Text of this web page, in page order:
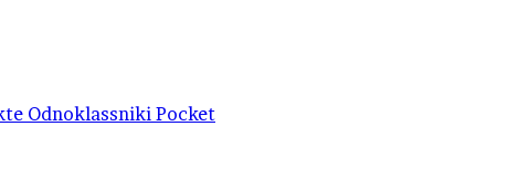
Odnoklassniki Pocket